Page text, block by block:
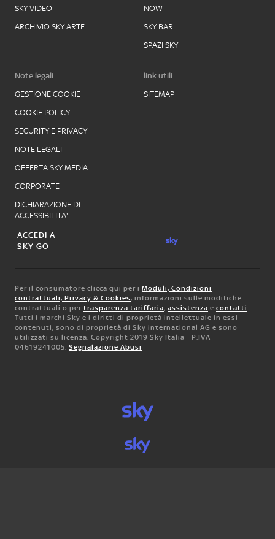
SKY VIDEO
ARCHIVIO SKY ARTE
NOW
SKY BAR
SPAZI SKY
Note legali:
GESTIONE COOKIE
COOKIE POLICY
SECURITY E PRIVACY
NOTE LEGALI
OFFERTA SKY MEDIA
CORPORATE
DICHIARAZIONE DI
ACCESSIBILITA'
link utili
SITEMAP
ACCEDI A
SKY GO
Per il consumatore clicca qui per i Moduli, Condizioni
contrattuali, Privacy & Cookies, informazioni sulle modifiche
contrattuali o per trasparenza tariffaria, assistenza e contatti.
Tutti i marchi Sky e i diritti di proprietà intellettuale in essi
contenuti, sono di proprietà di Sky international AG e sono
utilizzati su licenza. Copyright 2019 Sky Italia - P.IVA
04619241005. Segnalazione Abusi